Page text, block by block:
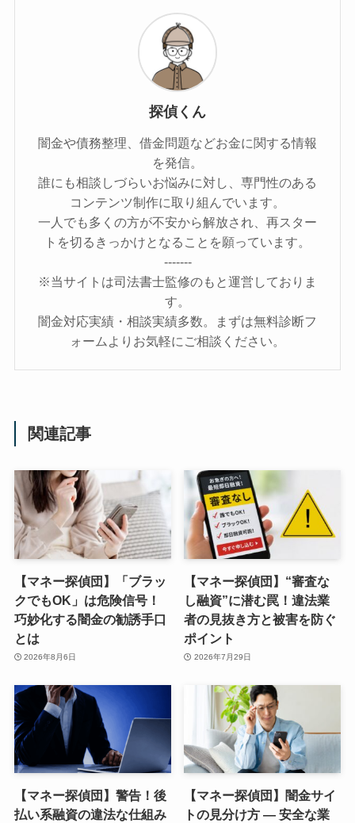
探偵くん
闇金や債務整理、借金問題などお金に関する情報
を発信。
誰にも相談しづらいお悩みに対し、専門性のある
コンテンツ制作に取り組んでいます。
一人でも多くの方が不安から解放され、再スター
トを切るきっかけとなることを願っています。
-------
※当サイトは司法書士監修のもと運営しておりま
す。
闇金対応実績・相談実績多数。まずは無料診断フ
ォームよりお気軽にご相談ください。
関連記事
【マネー探偵団】「ブラッ
クでもOK」は危険信号！
巧妙化する闇金の勧誘手口
とは
2026年8月6日
【マネー探偵団】“審査な
し融資”に潜む罠！違法業
者の見抜き方と被害を防ぐ
ポイント
2026年7月29日
【マネー探偵団】警告！後
払い系融資の違法な仕組み
【マネー探偵団】闇金サイ
トの見分け方 — 安全な業